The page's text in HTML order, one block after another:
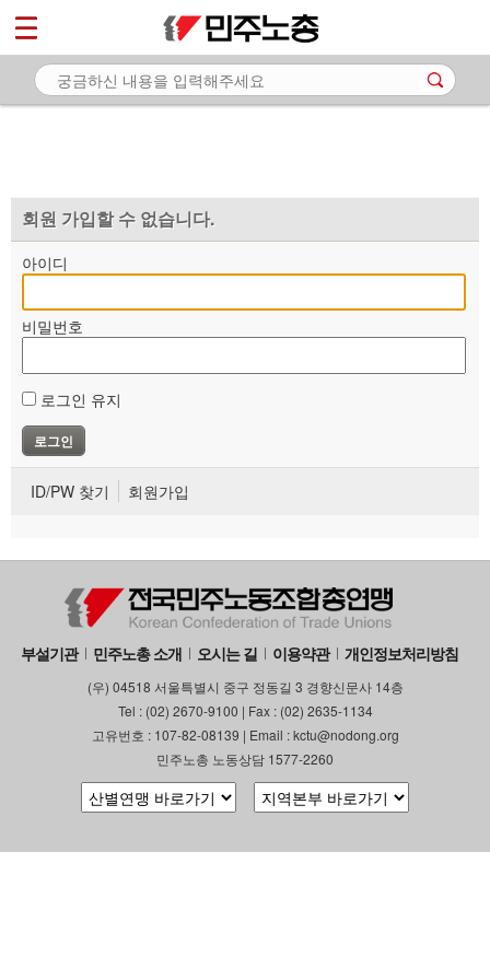
회원 가입할 수 없습니다.
아이디
비밀번호
로그인 유지
ID/PW 찾기 회원가입
부설기관 민주노총 소개 오시는 길 이용약관 개인정보처리방침
(우) 04518 서울특별시 중구 정동길 3 경향신문사 14층
Tel : (02) 2670-9100 | Fax : (02) 2635-1134
고유번호 : 107-82-08139 | Email : kctu@nodong.org
민주노총 노동상담 1577-2260
마이페이지
소개
자료
부설기관